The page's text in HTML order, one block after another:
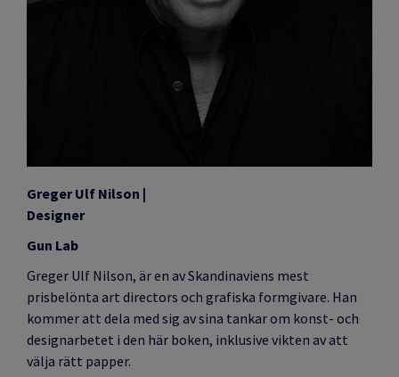
Greger Ulf Nilson |
Designer
Gun Lab
Greger Ulf Nilson, är en av Skandinaviens mest
prisbelönta art directors och grafiska formgivare. Han
kommer att dela med sig av sina tankar om konst- och
designarbetet i den här boken, inklusive vikten av att
välja rätt papper.